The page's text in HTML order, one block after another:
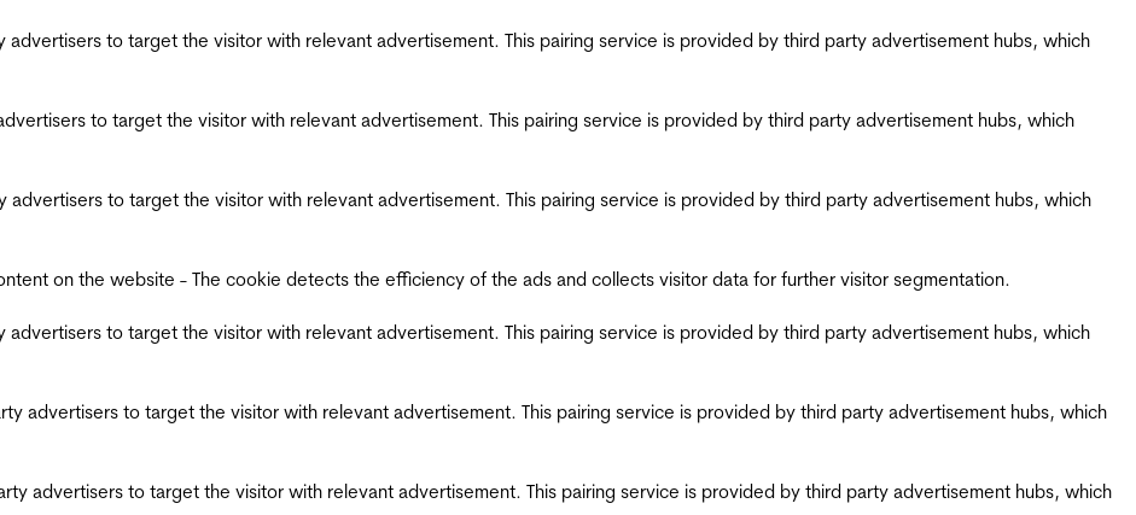
to target the visitor with relevant advertisement. This pairing service is provided by third party advertisement hubs, which
to target the visitor with relevant advertisement. This pairing service is provided by third party advertisement hubs, which
advertisers to target the visitor with relevant advertisement. This pairing service is provided by third party advertisement hubs, which
on the website - The cookie detects the efficiency of the ads and collects visitor data for further visitor segmentation.
to target the visitor with relevant advertisement. This pairing service is provided by third party advertisement hubs, which
advertisers to target the visitor with relevant advertisement. This pairing service is provided by third party advertisement hubs, which
advertisers to target the visitor with relevant advertisement. This pairing service is provided by third party advertisement hubs, which